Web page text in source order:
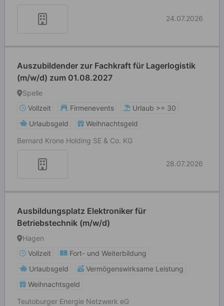
24.07.2026
Auszubildender zur Fachkraft für Lagerlogistik
(m/w/d) zum 01.08.2027
Spelle
Vollzeit
Firmenevents
Urlaub >= 30
Urlaubsgeld
Weihnachtsgeld
Bernard Krone Holding SE & Co. KG
28.07.2026
Ausbildungsplatz Elektroniker für
Betriebstechnik (m/w/d)
Hagen
Vollzeit
Fort- und Weiterbildung
Urlaubsgeld
Vermögenswirksame Leistung
Weihnachtsgeld
Teutoburger Energie Netzwerk eG